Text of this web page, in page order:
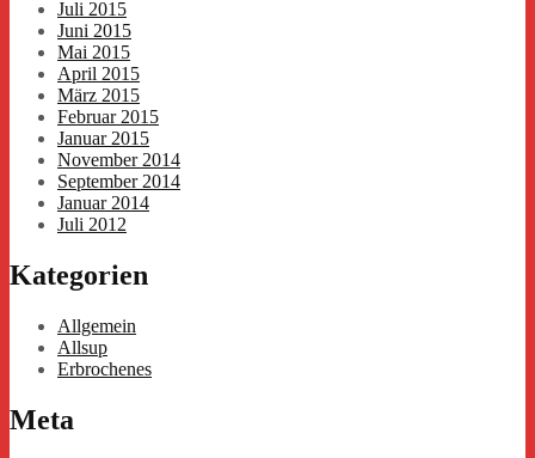
Juli 2015
Juni 2015
Mai 2015
April 2015
März 2015
Februar 2015
Januar 2015
November 2014
September 2014
Januar 2014
Juli 2012
Kategorien
Allgemein
Allsup
Erbrochenes
Meta